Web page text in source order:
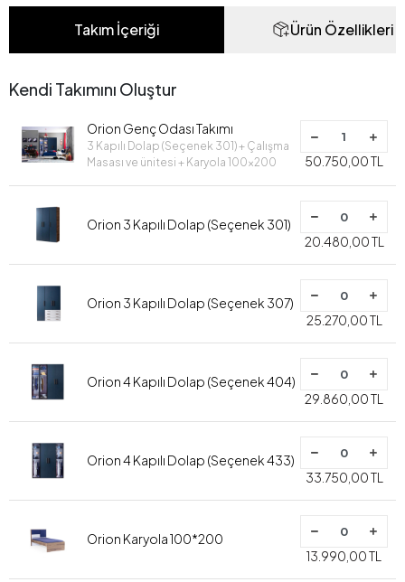
Takım İçeriği Ürün Özellikleri
Kendi Takımını Oluştur
Orion Genç Odası Takımı
3 Kapılı Dolap (Seçenek 301) + Çalışma
Masası ve ünitesi + Karyola 100x200
50.750,00 TL
Orion 3 Kapılı Dolap (Seçenek 301)
20.480,00 TL
Orion 3 Kapılı Dolap (Seçenek 307)
25.270,00 TL
Orion 4 Kapılı Dolap (Seçenek 404)
29.860,00 TL
Orion 4 Kapılı Dolap (Seçenek 433)
33.750,00 TL
Orion Karyola 100*200
13.990,00 TL